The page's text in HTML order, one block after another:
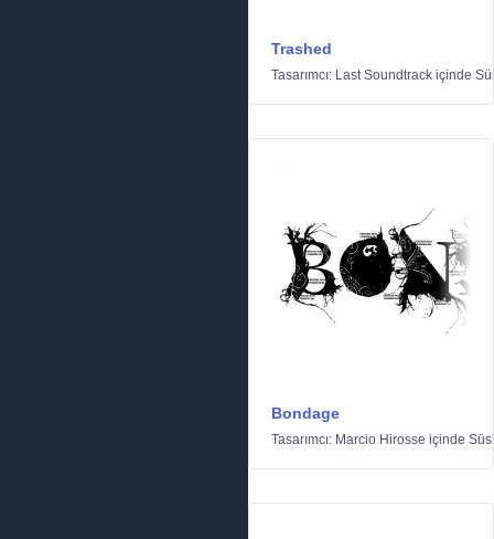
Trashed
Tasarımcı: Last Soundtrack içinde
Bondage
Tasarımcı: Marcio Hirosse içinde